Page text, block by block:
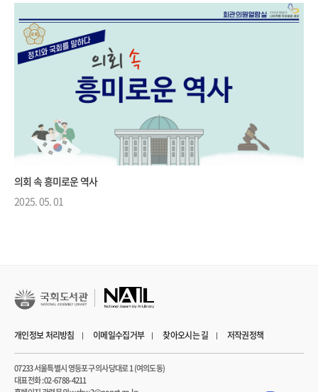
의회 속 흥미로운 역사
2025. 05. 01
개인정보 처리방침 이메일수집거부 찾아오시는 길 저작권정책
07233 서울특별시 영등포구 의사당대로 1 (여의도동)
대표전화 : 02-6788-4211